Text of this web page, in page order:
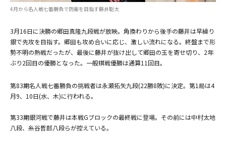
4月から名人戦七番勝負で防衛を目指す藤井聡太
3月16日に決勝の郷田真隆九段戦が放映。角換わりから後手の藤井は早繰り
銀で先攻を目指す。郷田も攻め合いに応じ、激しい流れになる。終盤まで形
勢不明の熱戦だったが、最後に藤井が抜け出して郷田の玉を寄せ切り、2年
ぶり2回目の優勝となった。一般棋戦優勝は通算11回目。
第83期名人戦七番勝負の挑戦者は永瀬拓矢九段(22勝8敗)に決定。第1局は4
月9、10日(水、木)に行われる。
第33期銀河戦で藤井は本戦Gブロックの最終戦に登場。その前には中村太地
八段、糸谷哲郎八段らが控えている。